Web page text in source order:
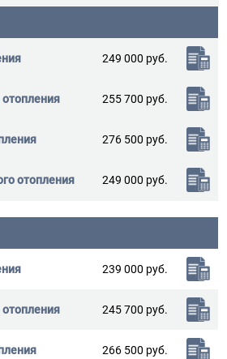
249 000 руб.
255 700 руб.
276 500 руб.
249 000 руб.
239 000 руб.
245 700 руб.
266 500 руб.